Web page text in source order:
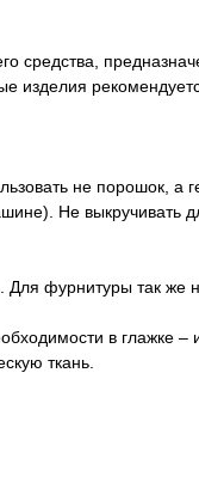
изделия
не порошок, а
Не выкручивать
фурнитуры так же
в глажке
ткань.